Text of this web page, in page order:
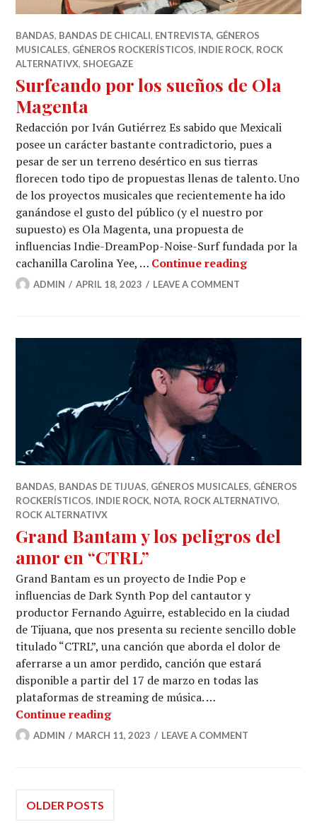
BANDAS, BANDAS DE CHICALI, ENTREVISTA, GÉNEROS
MUSICALES, GÉNEROS ROCKERÍSTICOS, INDIE ROCK, ROCK
ALTERNATIVX, SHOEGAZE
Surfeando por los sueños de Ola
Magenta
Redacción por Iván Gutiérrez Es sabido que Mexicali
posee un carácter bastante contradictorio, pues a
pesar de ser un terreno desértico en sus tierras
florecen todo tipo de propuestas llenas de talento. Uno
de los proyectos musicales que recientemente ha ido
ganándose el gusto del público (y el nuestro por
supuesto) es Ola Magenta, una propuesta de
influencias Indie-DreamPop-Noise-Surf fundada por la
cachanilla Carolina Yee, … Continue readingSurfeando
ADMIN APRIL 18, 2023 LEAVE A COMMENT
BANDAS, BANDAS DE TIJUAS, GÉNEROS MUSICALES, GÉNEROS
ROCKERÍSTICOS, INDIE ROCK, NOTA, ROCK ALTERNATIVO,
ROCK ALTERNATIVX
Grand Bantam y los peligros del
amor en “CTRL”
Grand Bantam es un proyecto de Indie Pop e
influencias de Dark Synth Pop del cantautor y
productor Fernando Aguirre, establecido en la ciudad
de Tijuana, que nos presenta su reciente sencillo doble
titulado “CTRL”, una canción que aborda el dolor de
aferrarse a un amor perdido, canción que estará
disponible a partir del 17 de marzo en todas las
plataformas de streaming de música. …
Continue readingGrand Bantam y los peligros del
ADMIN MARCH 11, 2023 LEAVE A COMMENT
Posts
OLDER POSTS